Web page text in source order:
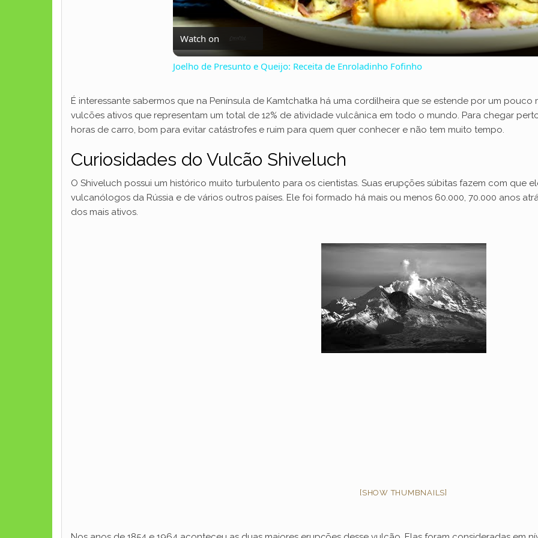
a
y
i
e
Watch on
Joelho de Presunto e Queijo: Receita de Enroladinho Fofinho
É interessante sabermos que na Península de Kamtchatka há uma cordilheira que se estende por um pouco
vulcões ativos que representam um total de 12% de atividade vulcânica em todo o mundo. Para chegar
horas de carro, bom para evitar catástrofes e ruim para quem quer conhecer e não tem muito tempo.
Curiosidades do Vulcão Shiveluch
O Shiveluch possui um histórico muito turbulento para os cientistas. Suas erupções súbitas fazem com que
vulcanólogos da Rússia e de vários outros países. Ele foi formado há mais ou menos 60.000, 70.000 anos
dos mais ativos.
[SHOW THUMBNAILS]